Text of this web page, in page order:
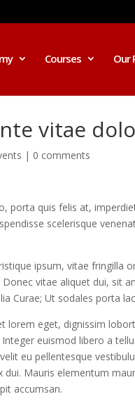
Courses Our
vitae
| 0 comments
porta quis felis at,
scelerisque
ipsum, vitae fringilla
vitae aliquet dui, sit
Curae; Ut sodales porta
lorem eget, dignissim
euismod libero a
eu pellentesque
dui. Mauris elementum
accumsan.